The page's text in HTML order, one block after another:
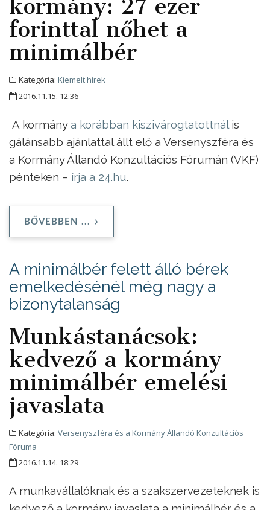
kormány: 27 ezer
forinttal nőhet a
minimálbér
Kategória: Kiemelt hírek
2016.11.15. 12:36
A kormánya korábban kiszivárogtatottnális
gálánsabb ajánlattal állt elő a Versenyszféra és
a Kormány Állandó Konzultációs Fórumán (VKF)
pénteken – írja a 24.hu.
BŐVEBBEN ...
A minimálbér felett álló bérek
emelkedésénél még nagy a
bizonytalanság
Munkástanácsok:
kedvező a kormány
minimálbér emelési
javaslata
Kategória: Versenyszféra és a Kormány Állandó Konzultációs
Fóruma
2016.11.14. 18:29
A munkavállalóknak és a szakszervezeteknek is